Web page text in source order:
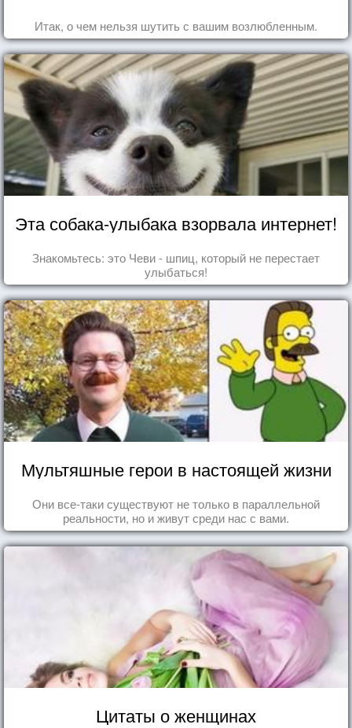
Итак, о чем нельзя шутить с вашим возлюбленным.
Эта собака-улыбака взорвала интернет!
Знакомьтесь: это Чеви - шпиц, который не перестает
улыбаться!
Мультяшные герои в настоящей жизни
Они все-таки существуют не только в параллельной
реальности, но и живут среди нас с вами.
Цитаты о женщинах